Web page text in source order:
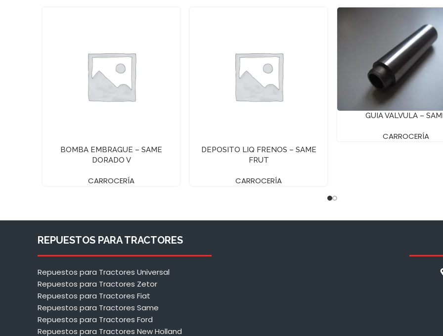
BOMBA EMBRAGUE – SAME
DORADO V
CARROCERÍA
DEPOSITO LIQ FRENOS – SAME
FRUT
CARROCERÍA
GUIA VALVULA –
CARROCERÍA
REPUESTOS PARA TRACTORES
Repuestos para Tractores Universal
Repuestos para Tractores Zetor
Repuestos para Tractores Fiat
Repuestos para Tractores Same
Repuestos para Tractores Ford
Repuestos para Tractores New Holland